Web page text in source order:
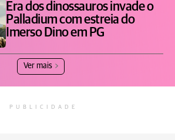
Era dos dinossauros invade o
Palladium com estreia do
Imerso Dino em PG
Ver mais
PUBLICIDADE